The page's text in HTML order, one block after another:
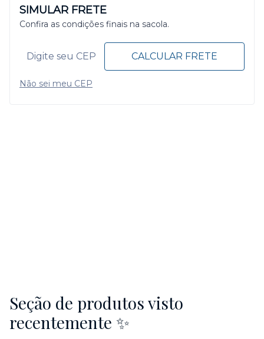
SIMULAR FRETE
Confira as condições finais na sacola.
CALCULAR FRETE
Não sei meu CEP
Seção de produtos visto
recentemente ✨